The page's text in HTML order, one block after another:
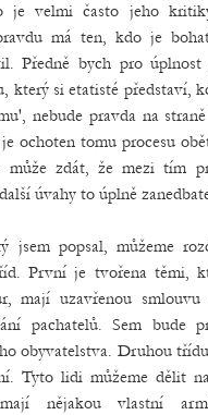
je velmi často jeho
má ten, kdo je
Předně bych pro
který si etatisté představí,
nebude pravda na
ochoten tomu procesu
může zdát, že mezi tím
úvahy to úplně
jsem popsal, můžeme
První je tvořena těmi,
mají uzavřenou
pachatelů. Sem bude
obyvatelstva. Druhou
Tyto lidi můžeme dělit
nějakou vlastní